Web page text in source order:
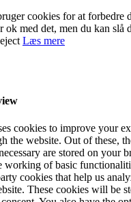
cookies for at forbedre
ok med det, men du kan slå
Læs mere
cookies to improve your
the website. Out of these,
are stored on your
working of basic
cookies that help us
These cookies will be